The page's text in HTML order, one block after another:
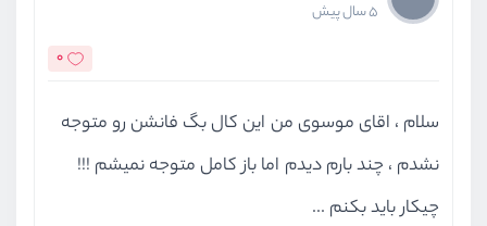
5 سال پیش
0
سلام ، اقای موسوی من این کال بگ فانشن رو متوجه
نشدم ، چند بارم دیدم اما باز کامل متوجه نمیشم !!!
چیکار باید بکنم ...